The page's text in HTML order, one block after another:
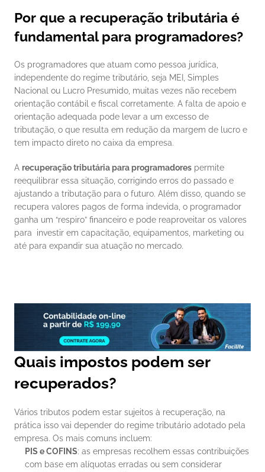
Por que a recuperação tributária é
fundamental para programadores?
Os programadores que atuam como pessoa jurídica,
independente do regime tributário, seja MEI, Simples
Nacional ou Lucro Presumido, muitas vezes não recebem
orientação contábil e fiscal corretamente. A falta de apoio e
orientação adequada pode levar a um excesso de
tributação, o que resulta em redução da margem de lucro e
tem impacto direto no caixa da empresa.
A recuperação tributária para programadores permite
reequilibrar essa situação, corrigindo erros do passado e
ajustando a tributação para o futuro. Além disso, quando se
recupera valores pagos de forma indevida, o programador
ganha um “respiro” financeiro e pode reaproveitar os valores
para  investir em capacitação, equipamentos, marketing ou
até para expandir sua atuação no mercado.
Quais impostos podem ser
recuperados?
Vários tributos podem estar sujeitos à recuperação, na
prática isso vai depender do regime tributário adotado pela
empresa. Os mais comuns incluem:
PIS e COFINS: as empresas recolhem essas contribuições
com base em alíquotas erradas ou sem considerar